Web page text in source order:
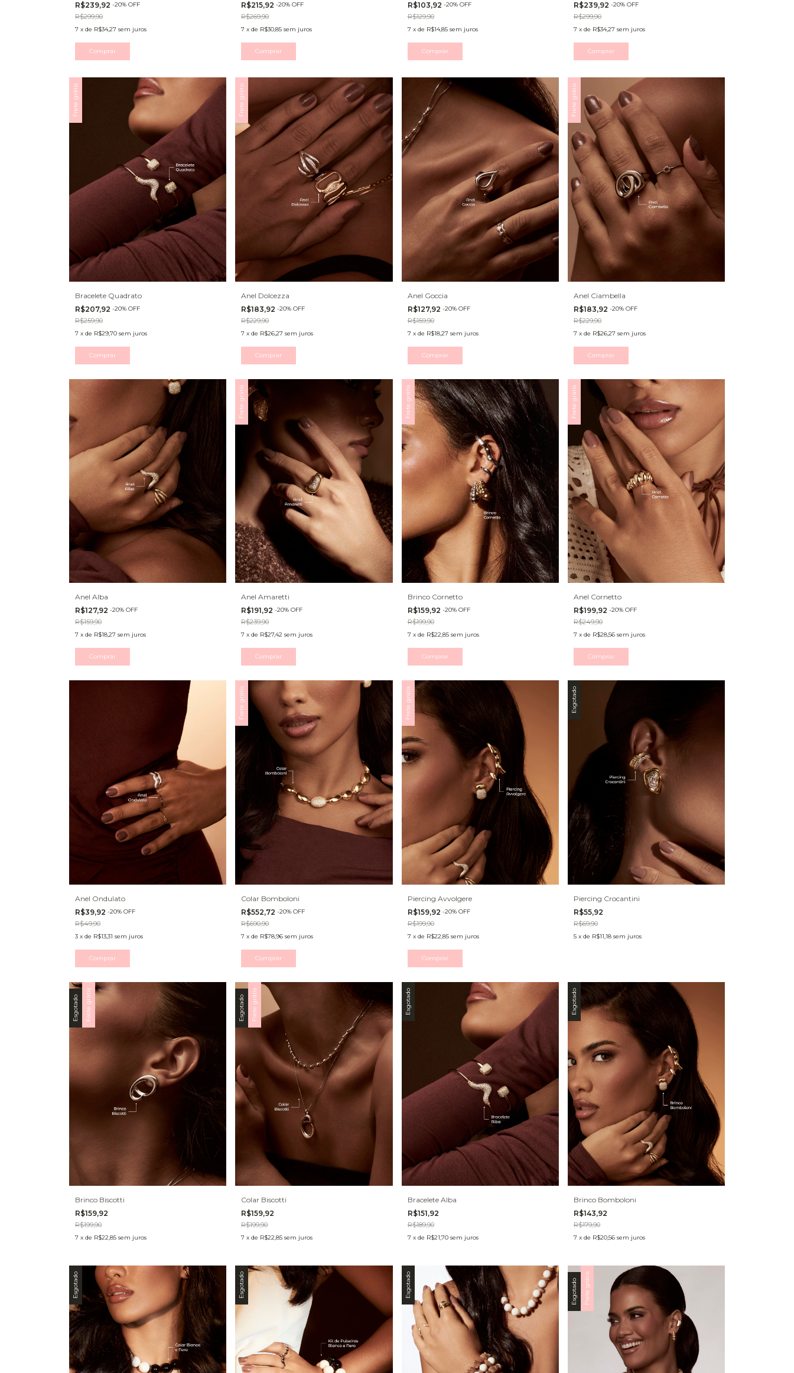
R$239,92 -20% OFF
R$299,90
7 x de R$34,27 sem juros
Comprar
R$215,92-20%OFF
R$269,90
7 xde R$30,85 sem juros
Comprar
R$103,92 -20% OFF
R$129,90
7 x de R$14,85 sem juros
R$239,92 -20% OFF
R$299,90
7 x de R$34,27 sem juros
Frete grátis
Bracelete Quadrato
R$207,92 -20% OFF
R$259,90
7 x de R$29,70 sem juros
Comprar
Frete grátis
Anel Dolcezza
R$183,92-20%OFF
R$229,90
7 xde R$26,27 sem juros
Comprar
Anel Goccia
R$127,92 -20% OFF
R$159,90
7 x de R$18,27 sem juros
Comprar
Frete grátis
Anel Ciambella
R$183,92 -20% OFF
R$229,90
7 x de R$26,27 sem juros
Comprar
Anel Alba
R$127,92 -20% OFF
R$159,90
7 x de R$18,27 sem juros
Comprar
Frete grátis
Anel Amaretti
R$191,92-20%OFF
R$239,90
7 xde R$27,42 sem juros
Comprar
Frete grátis
Brinco Cornetto
R$159,92 -20% OFF
R$199,90
7 x de R$22,85 sem juros
Comprar
Frete grátis
Anel Cornetto
R$199,92 -20% OFF
R$249,90
7 x de R$28,56 sem juros
Comprar
Anel Ondulato
R$39,92 -20% OFF
R$49,90
3 x de R$13,31 sem juros
Comprar
Frete grátis
Colar Bomboloni
R$552,72-20%OFF
R$690,90
7 xde R$78,96 sem juros
Comprar
Frete grátis
Piercing Avvolgere
R$159,92 -20% OFF
R$199,90
7 x de R$22,85 sem juros
Comprar
Esgotado
Piercing Crocantini
R$55,92
R$69,90
5 x de R$11,18 sem juros
Esgotado Frete grátis
Brinco Biscotti
R$159,92
R$199,90
7 x de R$22,85 sem juros
Esgotado Frete grátis
Colar Biscotti
R$159,92
R$199,90
7 xde R$22,85 sem juros
Esgotado
Bracelete Alba
R$151,92
R$189,90
7 x de R$21,70 sem juros
Esgotado
Brinco Bomboloni
R$143,92
R$179,90
7 x de R$20,56 sem juros
Esgotado Esgotado Esgotado Esgotado Frete grátis